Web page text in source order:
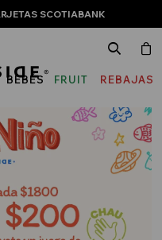
SCOTIABANK
BEBÉS
FRUIT
THE
LOOM
REBAJAS